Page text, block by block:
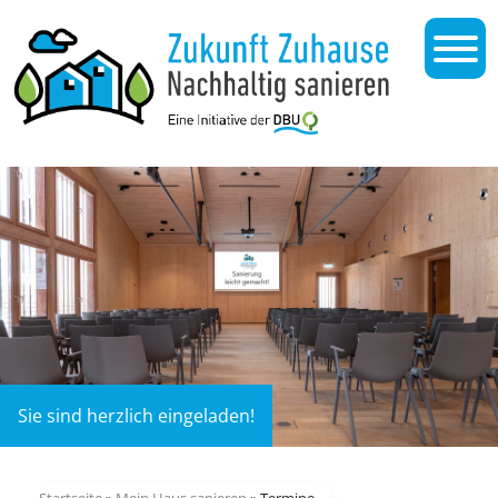
Sie sind herzlich eingeladen!